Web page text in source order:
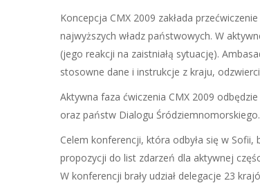
Koncepcja CMX 2009 zakłada
najwyższych władz państwowych. W
(jego reakcji na zaistniałą sytuację).
stosowne dane i instrukcje z kraju,
Aktywna faza ćwiczenia CMX 2009
oraz państw Dialogu Śródziemnomorskiego.
Celem konferencji, która odbyła się w
propozycji do list zdarzeń dla aktywnej
W konferencji brały udział delegacje 23